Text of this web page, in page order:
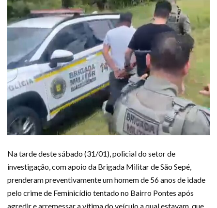
Na tarde deste sábado (31/01), policial do setor de
investigação, com apoio da Brigada Militar de São Sepé,
prenderam preventivamente um homem de 56 anos de idade
pelo crime de Feminicídio tentado no Bairro Pontes após
agredir e arremessar a vítima do veículo a qual estavam, que